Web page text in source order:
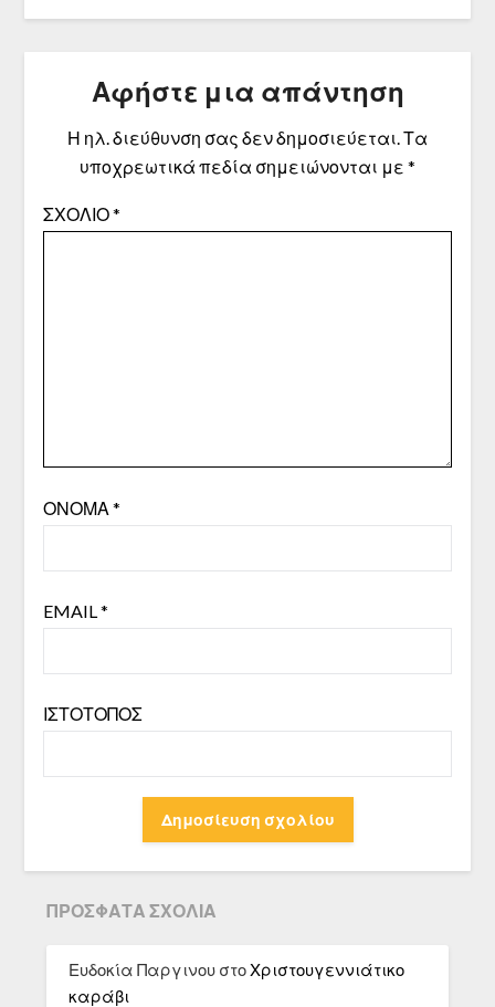
Αφήστε μια απάντηση
Η ηλ. διεύθυνση σας δεν δημοσιεύεται.Τα
υποχρεωτικά πεδία σημειώνονται με *
ΣΧΌΛΙΟ*
ΌΝΟΜΑ *
EMAIL*
ΙΣΤΌΤΟΠΟΣ
ΠΡΌΣΦΑΤΑ ΣΧΌΛΙΑ
Ευδοκία Παργινου στοΧριστουγεννιάτικο
καράβι